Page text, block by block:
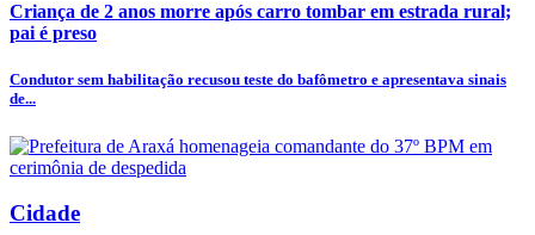
Criança de 2 anos morre após carro tombar em estrada rural;
pai é preso
Condutor sem habilitação recusou teste do bafômetro e apresentava sinais
de...
Cidade